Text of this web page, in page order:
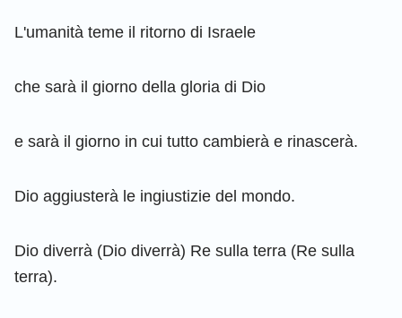
L'umanità teme il ritorno di Israele
che sarà il giorno della gloria di Dio
e sarà il giorno in cui tutto cambierà e rinascerà.
Dio aggiusterà le ingiustizie del mondo.
Dio diverrà (Dio diverrà) Re sulla terra (Re sulla
terra).